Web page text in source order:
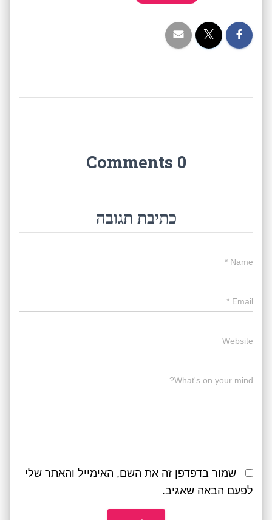
0 Comments
כתיבת תגובה
Name
*
Email
*
Website
What's on your mind?
שמור בדפדפן זה את השם, האימייל והאתר שלי
לפעם הבאה שאגיב.